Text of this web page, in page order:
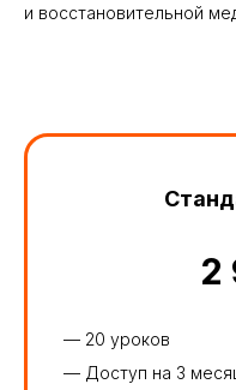
и восстановительной
2
— 20 уроков
— Доступ на 3